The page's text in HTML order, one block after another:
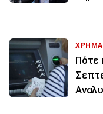
ΧΡΗΜΑ
Πότε